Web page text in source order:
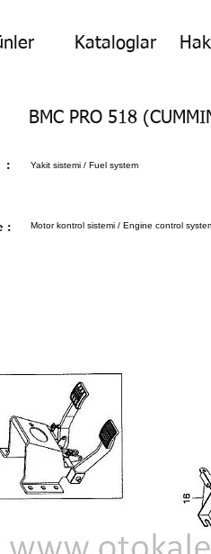
Kataloglar
BMC PRO 518
:
Yakit sistemi / Fuel system
: Motor kontrol sistemi / Engine control